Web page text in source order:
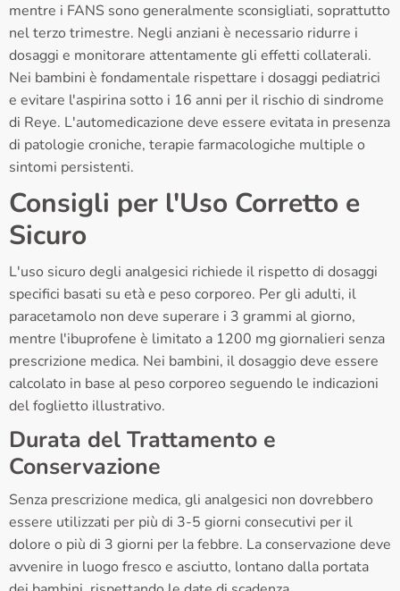
mentre i FANS sono generalmente sconsigliati, soprattutto
nel terzo trimestre. Negli anziani è necessario ridurre i
dosaggi e monitorare attentamente gli effetti collaterali.
Nei bambini è fondamentale rispettare i dosaggi pediatrici
e evitare l'aspirina sotto i 16 anni per il rischio di sindrome
di Reye. L'automedicazione deve essere evitata in presenza
di patologie croniche, terapie farmacologiche multiple o
sintomi persistenti.
Consigli per l'Uso Corretto e
Sicuro
L'uso sicuro degli analgesici richiede il rispetto di dosaggi
specifici basati su età e peso corporeo. Per gli adulti, il
paracetamolo non deve superare i 3 grammi al giorno,
mentre l'ibuprofene è limitato a 1200 mg giornalieri senza
prescrizione medica. Nei bambini, il dosaggio deve essere
calcolato in base al peso corporeo seguendo le indicazioni
del foglietto illustrativo.
Durata del Trattamento e
Conservazione
Senza prescrizione medica, gli analgesici non dovrebbero
essere utilizzati per più di 3-5 giorni consecutivi per il
dolore o più di 3 giorni per la febbre. La conservazione deve
avvenire in luogo fresco e asciutto, lontano dalla portata